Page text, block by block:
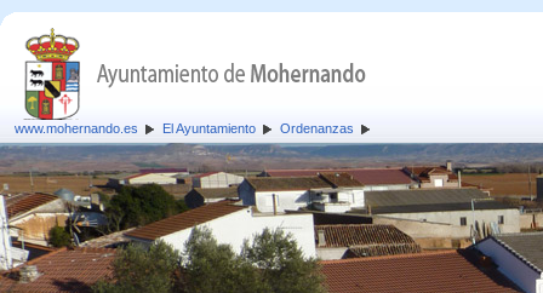
www.mohernando.es El Ayuntamiento Ordenanzas